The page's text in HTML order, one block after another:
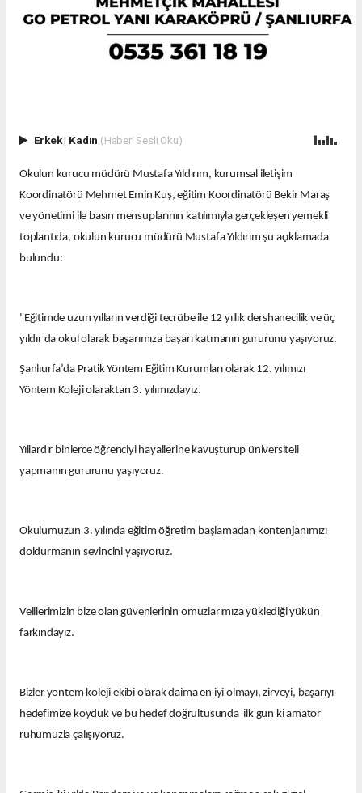
Erkek| Kadın (Haberi Sesli Oku)
Okulun kurucu müdürü Mustafa Yıldırım, kurumsal iletişim
Koordinatörü Mehmet Emin Kuş, eğitim Koordinatörü Bekir Maraş
ve yönetimi ile basın mensuplarının katılımıyla gerçekleşen yemekli
toplantıda, okulun kurucu müdürü Mustafa Yıldırım şu açıklamada
bulundu:
"Eğitimde uzun yılların verdiği tecrübe ile 12 yıllık dershanecilik ve üç
yıldır da okul olarak başarımıza başarı katmanın gururunu yaşıyoruz.
Şanlıurfa’da Pratik Yöntem Eğitim Kurumları olarak 12. yılımızı
Yöntem Koleji olaraktan 3. yılımızdayız.
Yıllardır binlerce öğrenciyi hayallerine kavuşturup üniversiteli
yapmanın gururunu yaşıyoruz.
Okulumuzun 3. yılında eğitim öğretim başlamadan kontenjanımızı
doldurmanın sevincini yaşıyoruz.
Velilerimizin bize olan güvenlerinin omuzlarımıza yüklediği yükün
farkındayız.
Bizler yöntem koleji ekibi olarak daima en iyi olmayı, zirveyi, başarıyı
hedefimize koyduk ve bu hedef doğrultusunda ilk gün ki amatör
ruhumuzla çalışıyoruz.